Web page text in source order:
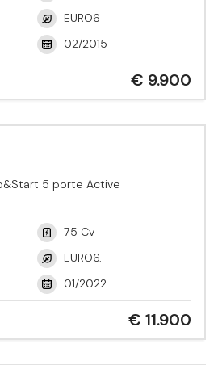
EURO6
02/2015
€ 9.900
5 porte Active
75 Cv
EURO6.
01/2022
€ 11.900